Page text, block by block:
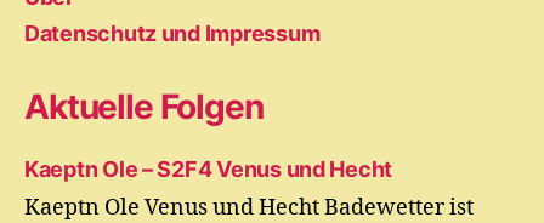
Datenschutz und Impressum
Aktuelle Folgen
Kaeptn Ole – S2F4 Venus und Hecht
Kaeptn Ole Venus und Hecht Badewetter ist